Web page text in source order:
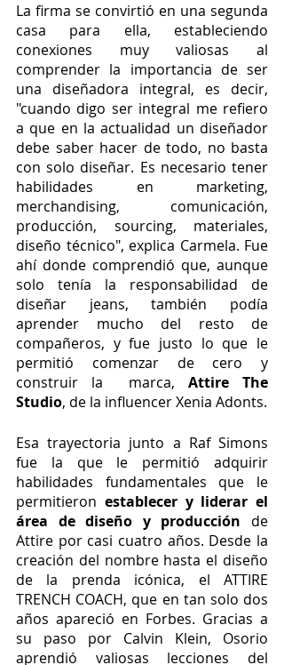
La firma se convirtió en una segunda
casa para ella, estableciendo
conexiones muy valiosas al
comprender la importancia de ser
una diseñadora integral, es decir,
"cuando digo ser integral me refiero
a que en la actualidad un diseñador
debe saber hacer de todo, no basta
con solo diseñar. Es necesario tener
habilidades en marketing,
merchandising, comunicación,
producción, sourcing, materiales,
diseño técnico", explica Carmela. Fue
ahí donde comprendió que, aunque
solo tenía la responsabilidad de
diseñar jeans, también podía
aprender mucho del resto de
compañeros, y fue justo lo que le
permitió comenzar de cero y
construir la  marca, Attire The
Studio, de la influencer Xenia Adonts.
Esa trayectoria junto a Raf Simons
fue la que le permitió adquirir
habilidades fundamentales que le
permitieron establecer y liderar el
área de diseño y producción de
Attire por casi cuatro años. Desde la
creación del nombre hasta el diseño
de la prenda icónica, el ATTIRE
TRENCH COACH, que en tan solo dos
años apareció en Forbes. Gracias a
su paso por Calvin Klein, Osorio
aprendió valiosas lecciones del